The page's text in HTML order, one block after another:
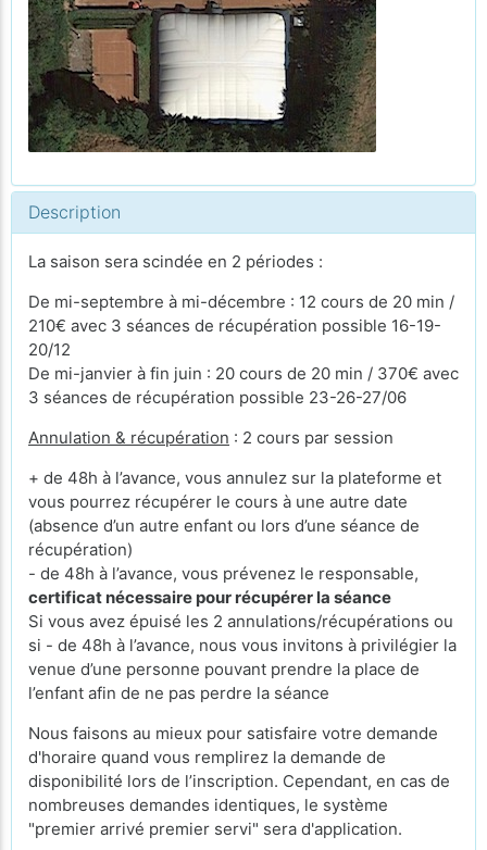
Description
La saison sera scindée en 2 périodes :
De mi-septembre à mi-décembre : 12 cours de 20 min /
210€ avec 3 séances de récupération possible 16-19-
20/12
De mi-janvier à fin juin : 20 cours de 20 min / 370€ avec
3 séances de récupération possible 23-26-27/06
Annulation & récupération : 2 cours par session
+ de 48h à l’avance, vous annulez sur la plateforme et
vous pourrez récupérer le cours à une autre date
(absence d’un autre enfant ou lors d’une séance de
récupération)
- de 48h à l’avance, vous prévenez le responsable,
certificat nécessaire pour récupérer la séance
Si vous avez épuisé les 2 annulations/récupérations ou
si - de 48h à l’avance, nous vous invitons à privilégier la
venue d’une personne pouvant prendre la place de
l’enfant afin de ne pas perdre la séance
Nous faisons au mieux pour satisfaire votre demande
d'horaire quand vous remplirez la demande de
disponibilité lors de l’inscription. Cependant, en cas de
nombreuses demandes identiques, le système
"premier arrivé premier servi" sera d'application.